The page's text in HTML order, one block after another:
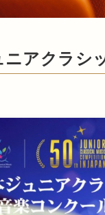
ニアクラシ